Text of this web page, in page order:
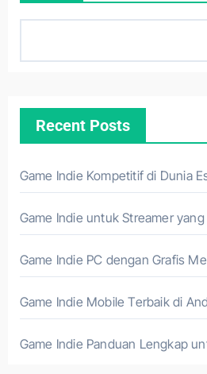
Recent Posts
Game Indie Kompetitif di Dunia
Game Indie untuk Streamer
Game Indie PC dengan Grafis
Game Indie Mobile Terbaik di
Game Indie Panduan Lengkap